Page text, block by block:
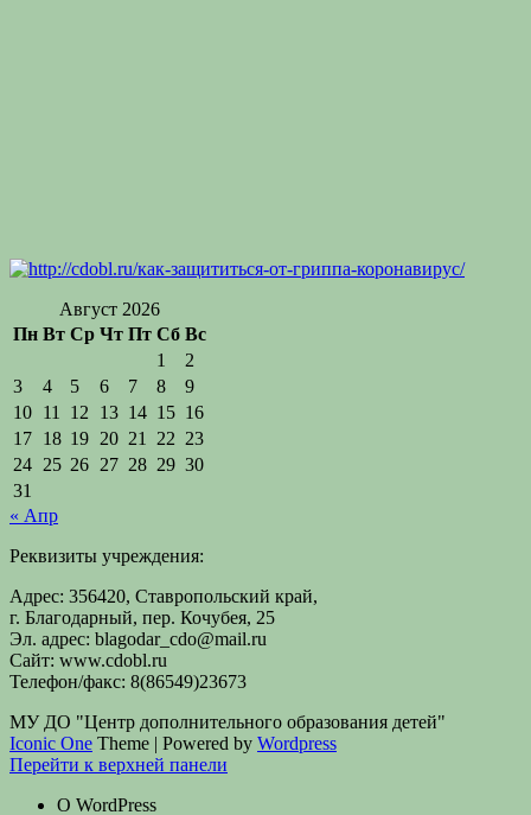
Август 2026
Пн Вт Ср Чт Пт Сб Вс
1
2
3
4 5 6 7 8
9
10 11 12 13 14 15 16
17 18 19 20 21 22 23
24 25 26 27 28 29 30
31
« Апр
Реквизиты учреждения:
Адрес: 356420, Ставропольский край,
г. Благодарный, пер. Кочубея, 25
Эл. адрес: blagodar_cdo@mail.ru
Сайт: www.cdobl.ru
Телефон/факс: 8(86549)23673
МУ ДО "Центр дополнительного образования детей"
Iconic One Theme | Powered by Wordpress
Перейти к верхней панели
О WordPress